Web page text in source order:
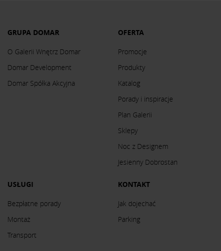
GRUPA DOMAR
O Galerii Wnętrz Domar
Domar Development
Domar Spółka Akcyjna
OFERTA
Promocje
Produkty
Katalog
Porady i inspiracje
Plan Galerii
Sklepy
Noc z Designem
Jesienny Dobrostan
USŁUGI
Bezpłatne porady
Montaż
Transport
KONTAKT
Jak dojechać
Parking